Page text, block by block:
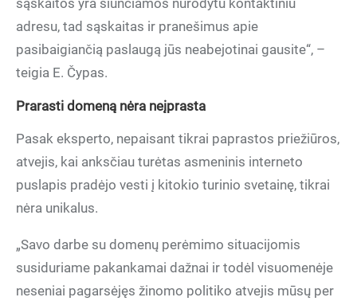
sąskaitos yra siunčiamos nurodytu kontaktiniu
adresu, tad sąskaitas ir pranešimus apie
pasibaigiančią paslaugą jūs neabejotinai gausite“, –
teigia E. Čypas.
Prarasti domeną nėra neįprasta
Pasak eksperto, nepaisant tikrai paprastos priežiūros,
atvejis, kai anksčiau turėtas asmeninis interneto
puslapis pradėjo vesti į kitokio turinio svetainę, tikrai
nėra unikalus.
„Savo darbe su domenų perėmimo situacijomis
susiduriame pakankamai dažnai ir todėl visuomenėje
neseniai pagarsėjęs žinomo politiko atvejis mūsų per